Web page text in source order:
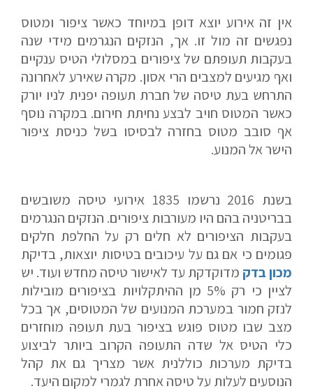
אין זה אירוע יוצא דופן במיוחד כאשר ציפור ומטוס
נפגשים זה מול זו. אך, הנזקים הנגרמים מידי שנה
בעקבות תעופתם של ציפורים במסלולי הטיס ענקיים
ואף מגיעים למצבים הרי אסון. מקרה שאירע לאחרונה
התרחש בעת טיסה של חברת תעופה יפנית לניו יורק
כאשר המטוס חויב לבצע נחיתת חירום. במקרה נוסף
אף סובב מטוס בחזרה לבסיסו בשל כניסת ציפור
הישר אל המנוע.
בשנת 2016 נרשמו 1835 אירועי טיסה משובשים
בבריטניה בהם היו מעורבות ציפורים. הנזקים הנגרמים
בעקבות הציפורים לא חלים רק על החלפת חלקים
פגומים כי אם גם על עיכובים בטיסות יוצאות, בדיקת
מכון בדק מדוקדקת עד לאישור טיסה מחדש ועוד. יש
לציין כי רק 5% מן ההיתקלויות בציפורים מובילות
לנזק חמור במערכת המנועים של המטוסים, אך בכל
מצב שבו מטוס פוגש בציפור בעת תעופה מוחזרים
כלי הטיס אל שדה התעופה הקרוב ביותר לביצוע
בדיקת מערכות כוללנית אשר מצריך גם את קהל
הנוסעים לעלות על טיסה אחרת לגמרי למקום היעד.